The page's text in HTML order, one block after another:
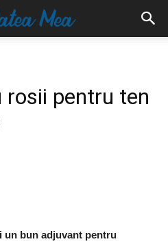
pentru ten
un bun adjuvant pentru